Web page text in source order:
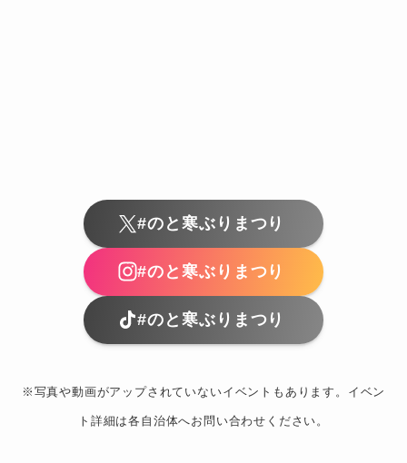
#のと寒ぶりまつり
#のと寒ぶりまつり
#のと寒ぶりまつり
※写真や動画がアップされていないイベントもあります。イベン
ト詳細は各自治体へお問い合わせください。